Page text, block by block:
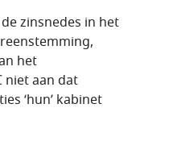
zinsnedes in het
het
niet aan dat
‘hun’ kabinet